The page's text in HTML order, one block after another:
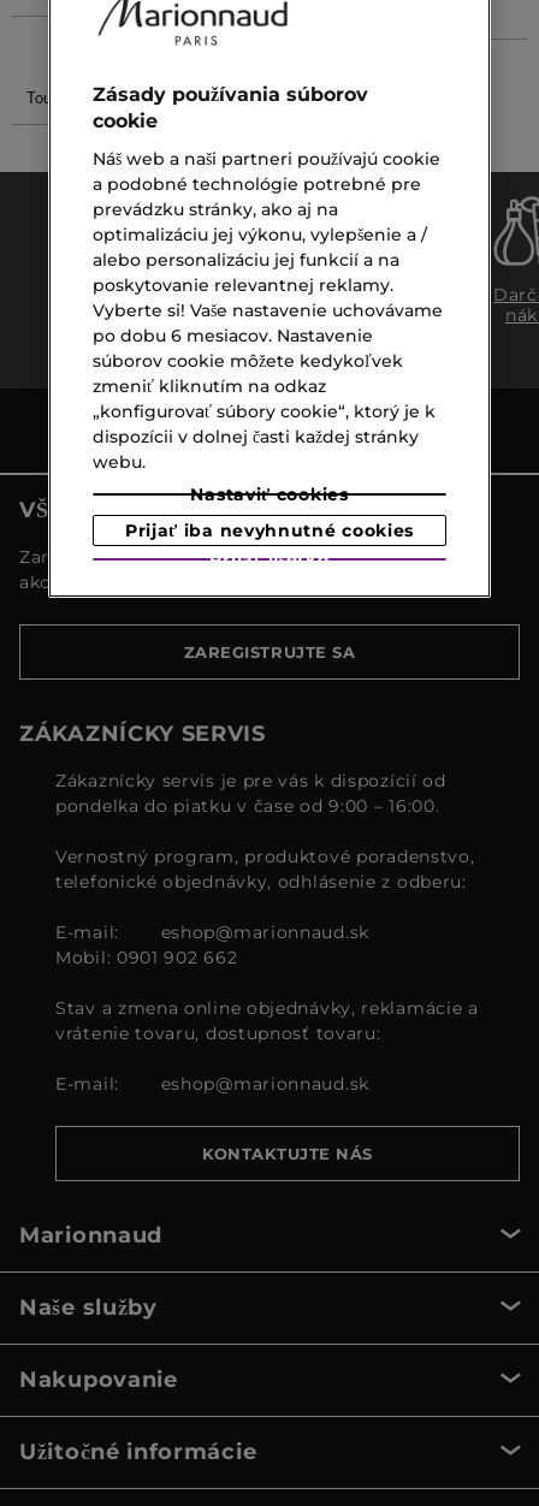
Dámske
Parfémy
Vody
Touche Éclat
Peeling Na
Tvár
Doprava
zadarmo
nad €39,-
Expresný
osobný
odber
VŠETKY NOVINKY MARIONNAUD
Zaregistrujte sa a objavte naše najnovšie novinky a
akcie
ZAREGISTRUJTE SA
ZÁKAZNÍCKY SERVIS
Zákaznícky servis je pre vás k dispozícií od
pondelka do piatku v čase od 9:00 – 16:00.
Vernostný program, produktové poradenstvo,
telefonické objednávky, odhlásenie z odberu:
E-mail:
eshop@marionnaud.sk
Mobil: 0901 902 662
Stav a zmena online objednávky, reklamácie a
vrátenie tovaru, dostupnosť tovaru:
E-mail: eshop@marionnaud.sk
KONTAKTUJTE NÁS
Marionnaud
Naše služby
Nakupovanie
Užitočné informácie
Zásady používania súborov
cookie
Náš web a naši partneri používajú cookie
a podobné technológie potrebné pre
prevádzku stránky, ako aj na
optimalizáciu jej výkonu, vylepšenie a /
alebo personalizáciu jej funkcií a na
poskytovanie relevantnej reklamy.
Vyberte si! Vaše nastavenie uchovávame
po dobu 6 mesiacov. Nastavenie
súborov cookie môžete kedykoľvek
zmeniť kliknutím na odkaz
„konfigurovať súbory cookie“, ktorý je k
dispozícii v dolnej časti každej stránky
webu.
Nastaviť cookies
Prijať iba nevyhnutné cookies
Prijať všetko